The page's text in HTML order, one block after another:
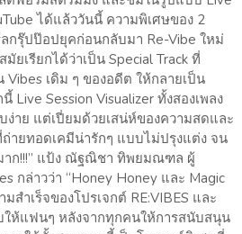
ได้แล้ววันนี้ ความพิเศษของ 2
ลกรุ๊ปป๊อปยุคก่อนกลับมา Re-Vibe ใหม่
ยเรียกได้ว่าเป็น Special Track ที่
Vibes เดิม ๆ ของอดีต ให้กลายเป็น
Live Session Visualizer ทั้งสองเพลง
ง่าย แต่เปี่ยมด้วยเสน่ห์ของความสดและ
ายทอดเคมีน่ารักๆ แบบไม่ปรุงแต่ง จน
าก!!!” แป้ง ณัฐณิชา ทิพยมณฑล ผู้
กล่าวว่า “Honey Honey และ Magic
สำเร็จของโปรเจกต์ RE:VIBES และ
ให้แฟนๆ หลังจากทุกคนให้การสนับสนุน